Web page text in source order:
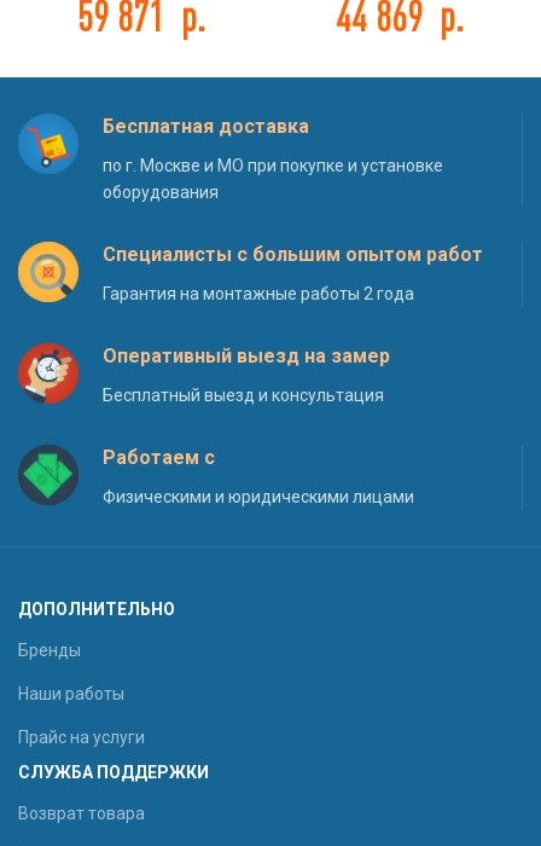
59 871 р. 44 869 р.
Бесплатная доставка
по г. Москве и МО при покупке и установке
оборудования
Специалисты с большим опытом работ
Гарантия на монтажные работы 2 года
Оперативный выезд на замер
Бесплатный выезд и консультация
Работаем с
Физическими и юридическими лицами
ДОПОЛНИТЕЛЬНО
Бренды
Наши работы
Прайс на услуги
СЛУЖБА ПОДДЕРЖКИ
Возврат товара